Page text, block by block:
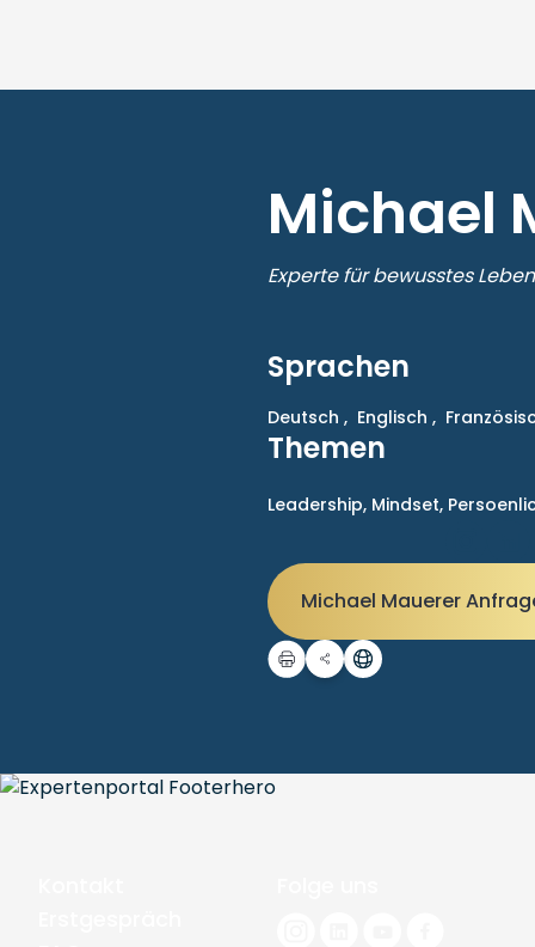
Michael
Experte für bewusstes
Sprachen
Deutsch , Englisch ,
Themen
Leadership, Mindset,
Michael Mauerer